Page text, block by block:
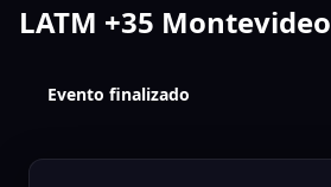
LATM +35 Montevideo
Evento finalizado